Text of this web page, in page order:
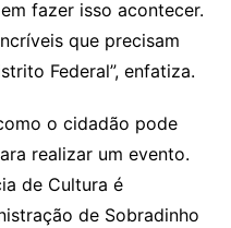
fazer isso acontecer.
que precisam
Federal”, enfatiza.
o cidadão pode
realizar um evento.
de Cultura é
de Sobradinho